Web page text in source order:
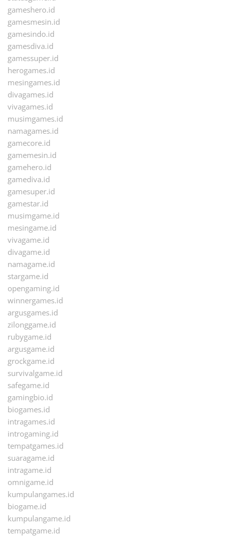
gameshero.id
gamesmesin.id
gamesindo.id
gamesdiva.id
gamessuper.id
herogames.id
mesingames.id
divagames.id
vivagames.id
musimgames.id
namagames.id
gamecore.id
gamemesin.id
gamehero.id
gamediva.id
gamesuper.id
gamestar.id
musimgame.id
mesingame.id
vivagame.id
divagame.id
namagame.id
stargame.id
opengaming.id
winnergames.id
argusgames.id
zilonggame.id
rubygame.id
argusgame.id
grockgame.id
survivalgame.id
safegame.id
gamingbio.id
biogames.id
intragames.id
introgaming.id
tempatgames.id
suaragame.id
intragame.id
omnigame.id
kumpulangames.id
biogame.id
kumpulangame.id
tempatgame.id